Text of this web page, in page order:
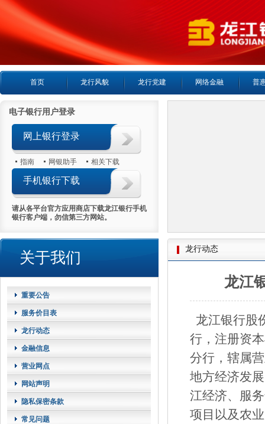
首页 龙行风貌 龙行党建 网络金融 普
电子银行用户登录
网上银行登录
指南 网银助手 相关下载
手机银行下载
请从各平台官方应用商店下载龙江银行手机
银行客户端，勿信第三方网站。
关于我们
重要公告
服务价目表
龙行动态
金融信息
营业网点
网站声明
隐私保密条款
常见问题
龙行动态
龙江
龙江银行股
行，注册资
分行，辖属
地方经济发
江经济、服
项目以及农